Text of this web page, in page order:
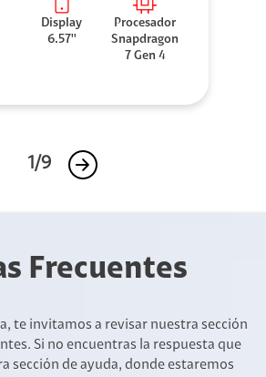
Display
6.57''
Procesador
Snapdragon
7 Gen 4
1/9
Frecuentes
te invitamos a revisar nuestra sección
Si no encuentras la respuesta que
sección de ayuda, donde estaremos